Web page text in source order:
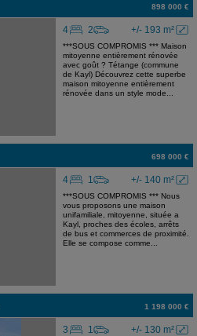
898 000 €
+/- 193 m²
4 2
***SOUS COMPROMIS *** Maison
mitoyenne entièrement rénovée
avec goût ? Tétange (commune
de Kayl) Découvrez cette superbe
maison mitoyenne entièrement
rénovée dans un style mode...
698 000 €
+/- 140 m²
4 1
***SOUS COMPROMIS *** Nous
vous proposons une maison
unifamiliale, mitoyenne, située a
Kayl, proches des écoles, arrêts
de bus et commerces de proximité.
Elle se compose comme...
1 198 000 €
+/- 130 m²
3 1